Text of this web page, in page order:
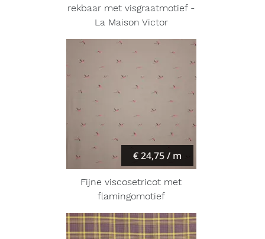
rekbaar met visgraatmotief -
La Maison Victor
€ 24,75 / m
Fijne viscosetricot met
flamingomotief